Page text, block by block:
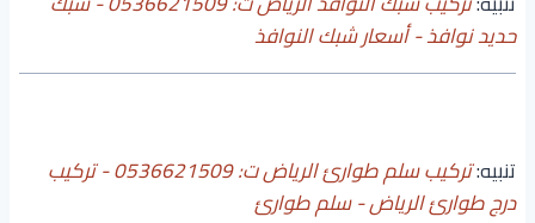
حديد نوافذ - أسعار شبك النوافذ
تنبيه:
تركيب سلم طوارئ الرياض ت: 0536621509 - تركيب
درج طوارئ الرياض - سلم طوارئ